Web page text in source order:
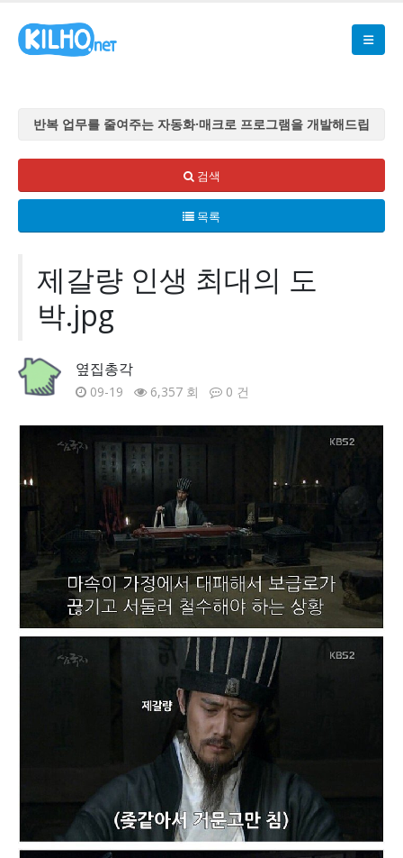
반복 업무를 줄여주는 자동화·매크로 프로그램을 개발해드립
반복 업무를 줄여주는 자동화·매크로 프로그램을 개발해드립
니다
반복 업무를 줄여주는 자동화·매크로 프로그램을 개발해드립
반복 업무를 줄여주는 자동화·매크로 프로그램을 개발해드립
니다
반복 업무를 줄여주는 자동화·매크로 프로그램을 개발해드립
검색
목록
제갈량 인생 최대의 도
박.jpg
옆집총각
09-19 6,357 회 0 건